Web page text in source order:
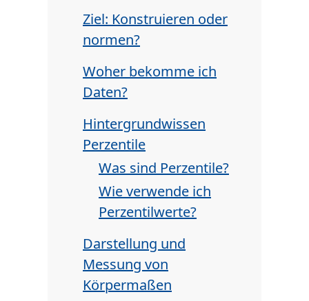
Ziel: Konstruieren oder
normen?
Woher bekomme ich
Daten?
Hintergrundwissen
Perzentile
Was sind Perzentile?
Wie verwende ich
Perzentilwerte?
Darstellung und
Messung von
Körpermaßen